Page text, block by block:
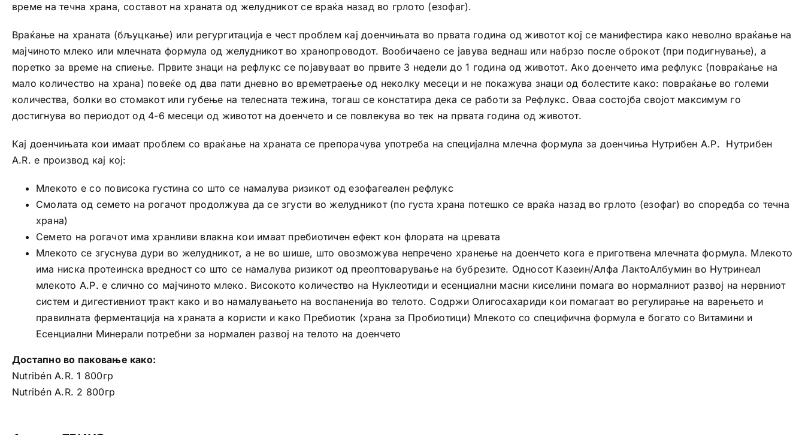
време на течна храна, составот на храната од желудникот се враќа назад во грлото (езофаг).
Враќање на храната (бљуцкање) или регургитација е чест проблем кај доенчињата во првата година од животот кој се манифестира како неволно враќање на
мајчиното млеко или млечната формула од желудникот во хранопроводот. Вообичаено се јавува веднаш или набрзо после оброкот (при подигнување), а
поретко за време на спиење. Првите знаци на рефлукс се појавуваат во првите 3 недели до 1 година од животот. Ако доенчето има рефлукс (повраќање на
мало количество на храна) повеќе од два пати дневно во времетраење од неколку месеци и не покажува знаци од болестите како: повраќање во големи
количества, болки во стомакот или губење на телесната тежина, тогаш се констатира дека се работи за Рефлукс. Оваа состојба својот максимум го
достигнува во периодот од 4-6 месеци од животот на доенчето и се повлекува во тек на првата година од животот.
Кај доенчињата кои имаат проблем со враќање на храната се препорачува употреба на специјална млечна формула за доенчиња Нутрибен А.Р. Нутрибен
A.R. е производ кај кој:
Млекото е со повисока густина со што се намалува ризикот од езофагеален рефлукс
Смолата од семето на рогачот продолжува да се згусти во желудникот (по густа храна потешко се враќа назад во грлото (езофаг) во споредба со течна
храна)
Семето на рогачот има хранливи влакна кои имаат пребиотичен ефект кон флората на цревата
Млекото се згуснува дури во желудникот, а не во шише, што овозможува непречено хранење на доенчето кога е приготвена млечната формула. Млекото
има ниска протеинска вредност со што се намалува ризикот од преоптоварување на бубрезите. Односот Казеин/Алфа ЛактоАлбумин во Нутринеал
млекото А.Р. е слично со мајчиното млеко. Високото количество на Нуклеотиди и есенциални масни киселини помага во нормалниот развој на нервниот
систем и дигестивниот тракт како и во намалувањето на воспаненија во телото. Содржи Олигосахариди кои помагаат во регулирање на варењето и
правилната ферментација на храната а користи и како Пребиотик (храна за Пробиотици) Млекото со специфична формула е богато со Витамини и
Есенциални Минерали потребни за нормален развој на телото на доенчето
Достапно во паковање како:
Nutribén A.R. 1 800гр
Nutribén A.R. 2 800гр